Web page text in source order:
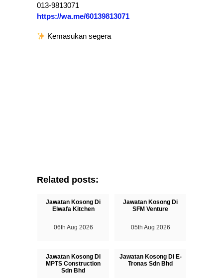
013-9813071
https://wa.me/60139813071
Kemasukan segera
Related posts:
Jawatan Kosong Di
Elwafa Kitchen
06th Aug 2026
Jawatan Kosong Di
SFM Venture
05th Aug 2026
Jawatan Kosong Di
MPTS Construction
Sdn Bhd
Jawatan Kosong Di E-
Tronas Sdn Bhd